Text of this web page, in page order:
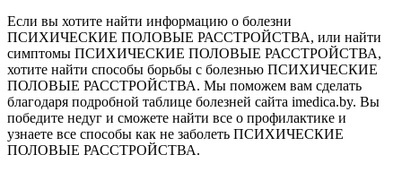
Если вы хотите найти информацию о болезни
ПСИХИЧЕСКИЕ ПОЛОВЫЕ РАССТРОЙСТВА, или найти
симптомы ПСИХИЧЕСКИЕ ПОЛОВЫЕ РАССТРОЙСТВА,
хотите найти способы борьбы с болезнью ПСИХИЧЕСКИЕ
ПОЛОВЫЕ РАССТРОЙСТВА. Мы поможем вам сделать
благодаря подробной таблице болезней сайта imedica.by. Вы
победите недуг и сможете найти все о профилактике и
узнаете все способы как не заболеть ПСИХИЧЕСКИЕ
ПОЛОВЫЕ РАССТРОЙСТВА.